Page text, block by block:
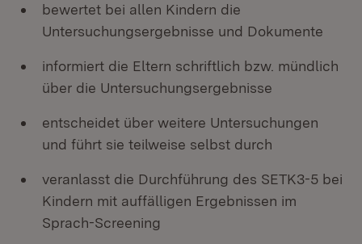
bewertet bei allen Kindern die
Untersuchungsergebnisse und Dokumente
informiert die Eltern schriftlich bzw. mündlich
über die Untersuchungsergebnisse
entscheidet über weitere Untersuchungen
und führt sie teilweise selbst durch
veranlasst die Durchführung des SETK3-5 bei
Kindern mit auffälligen Ergebnissen im
Sprach-Screening